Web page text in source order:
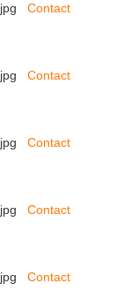
Contact
Contact
Contact
Contact
Contact